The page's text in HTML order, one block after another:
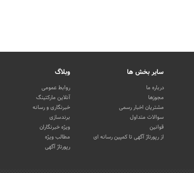
سایر بخش ها
درباره ما
مجوزها
مشتریان اخبار رسمی
سوالات متداول
قوانین
از رپورتاژ آگهی تا کمپین رسانه ای
وبلاگ
روابط عمومی
آنلاین مارکتینگ
خبرنگاری و رسانه
برندسازی
ویژه خبرنگاران
مطالب ویژه
رپورتاژ آگهی